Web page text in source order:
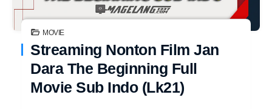
Streaming Nonton Film Jan
Dara The Beginning Full
Movie Sub Indo (Lk21)
MOVIE